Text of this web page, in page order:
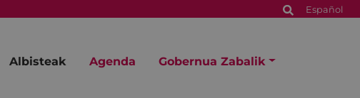
Español
Albisteak Agenda Gobernua Zabalik